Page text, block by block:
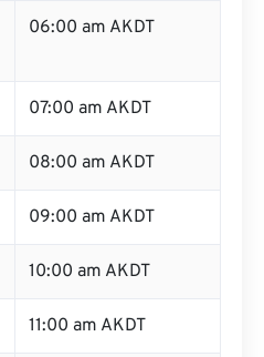
06:00 am AKDT
07:00 am AKDT
08:00 am AKDT
09:00 am AKDT
10:00 am AKDT
11:00 am AKDT